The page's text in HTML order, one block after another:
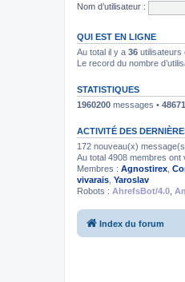
Nom d’utilisateur :
QUI EST EN LIGNE
Au total il y a 36 utilisateurs
Le record du nombre
STATISTIQUES
1960200 messages • 48671
ACTIVITÉ DES
172 nouveau(x)
Au total 4908 membres
Membres : Agnostirex
vivarais Yaroslav
Robots : AhrefsBot/4.0
Index du forum